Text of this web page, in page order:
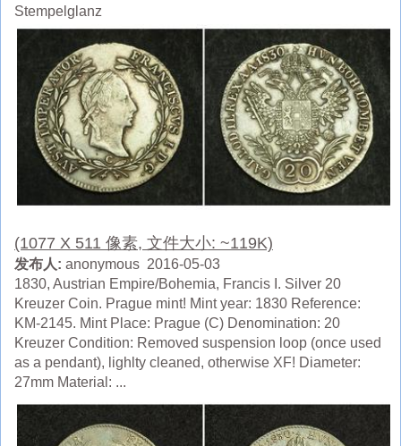
Stempelglanz
(1077 X 511 像素, 文件大小: ~119K)
发布人: anonymous 2016-05-03
1830, Austrian Empire/Bohemia, Francis I. Silver 20
Kreuzer Coin. Prague mint! Mint year: 1830 Reference:
KM-2145. Mint Place: Prague (C) Denomination: 20
Kreuzer Condition: Removed suspension loop (once used
as a pendant), lighlty cleaned, otherwise XF! Diameter:
27mm Material: ...